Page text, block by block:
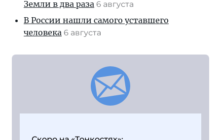
Земли в два раза 6 августа
В России нашли самого уставшего
человека 6 августа